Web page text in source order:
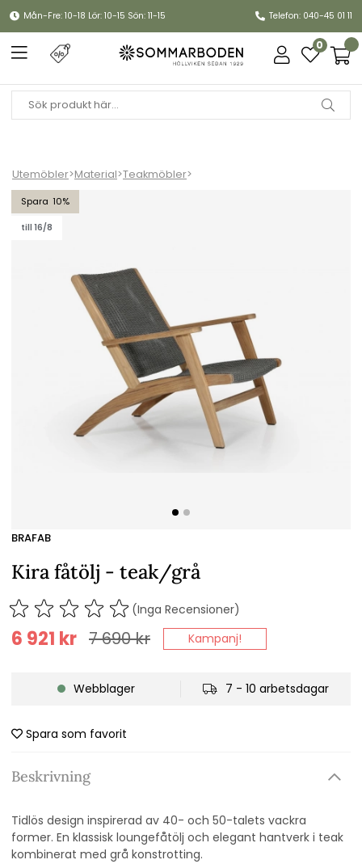
Mån-Fre: 10-18 Lör: 10-15 Sön: 11-15 Telefon: 040-45 01 11
0
Utemöbler>Material>Teakmöbler>
10
till 16/8
Kira fåtölj - teak/grå
BRAFAB
Kira fåtölj - teak/grå
(Inga Recensioner)
7 690kr
6 921 kr Kampanj!
Webblager 7 - 10 arbetsdagar
Spara som favorit
Beskrivning
Tidlös design inspirerad av 40- och 50-talets vackra
former. En klassisk loungefåtölj och elegant hantverk i teak
kombinerat med grå konstrotting.